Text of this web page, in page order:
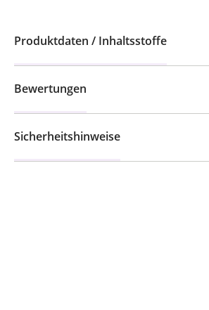
Produktdaten / Inhaltsstoffe
Bewertungen
Sicherheitshinweise